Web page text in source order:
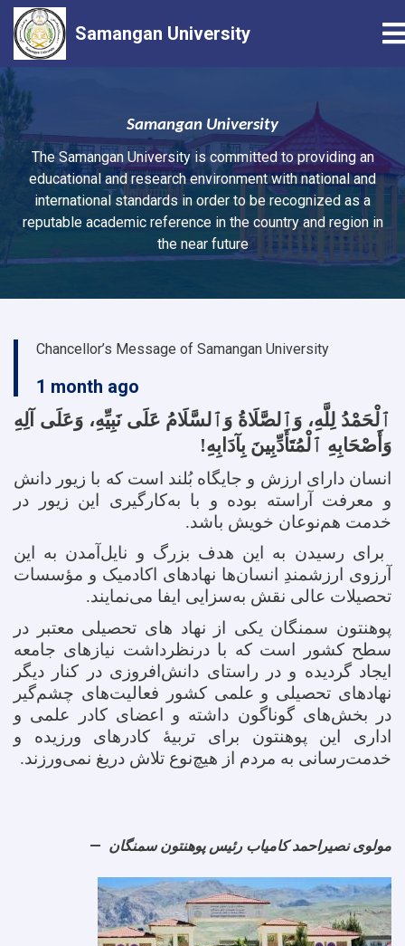
main
content
Samangan University
Samangan University
The Samangan University is committed to providing an
educational and research environment with national and
international standards in order to be recognized as a
reputable academic reference in the country and region in
the near future
Chancellor’s Message of Samangan University
1 month ago
ٱلْحَمْدُ لِلَّهِ، وَٱلصَّلَاةُ وَٱلسَّلَامُ عَلَى نَبِيِّهِ، وَعَلَى آلِهِ
وَأَصْحَابِهِ ٱلْمُتَأَدِّبِينَ بِآدَابِهِ!
انسان دارای ارزش و جایگاه بُلند است که با زیور دانش
و معرفت آراسته بوده و با به‌کارگیری این زیور در
خدمت هم‌نوعان خویش باشد.
برای رسیدن به این هدف بزرگ و نایل‌آمدن به این
آرزوی ارزشمندِ انسان‌ها نهادهای اکادمیک و مؤسسات
تحصیلات عالی نقش به‌سزایی ایفا می‌نمایند.
پوهنتون سمنگان یکی از نهاد های تحصیلی معتبر در
سطح کشور است که با درنظرداشت نیازهای جامعه
ایجاد گردیده و در راستای دانش‌افروزی در کنار دیگر
نهادهای تحصیلی و علمی کشور فعالیت‌های چشم‌گیر
در بخش‌های گوناگون داشته و اعضای کادر علمی و
اداری این پوهنتون برای تربیهٔ کادرهای ورزیده و
خدمت‌رسانی به مردم از هیچ‌نوع تلاش دریغ نمی‌ورزند.
مولوی نصیراحمد کامیاب رئیس پوهنتون سمنگان